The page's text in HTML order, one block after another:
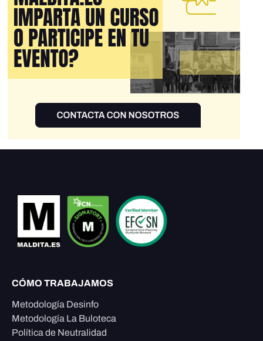
CÓMO TRABAJAMOS
Metodología Desinfo
Metodología La Buloteca
Política de Neutralidad